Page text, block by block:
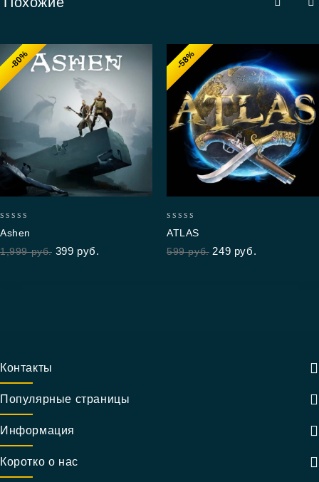
-80%
out
of
Ashen
1,999руб. 399 руб.
-58%
out
of
ATLAS
599руб. 249 руб.
Контакты
Популярные страницы
Информация
Коротко о нас